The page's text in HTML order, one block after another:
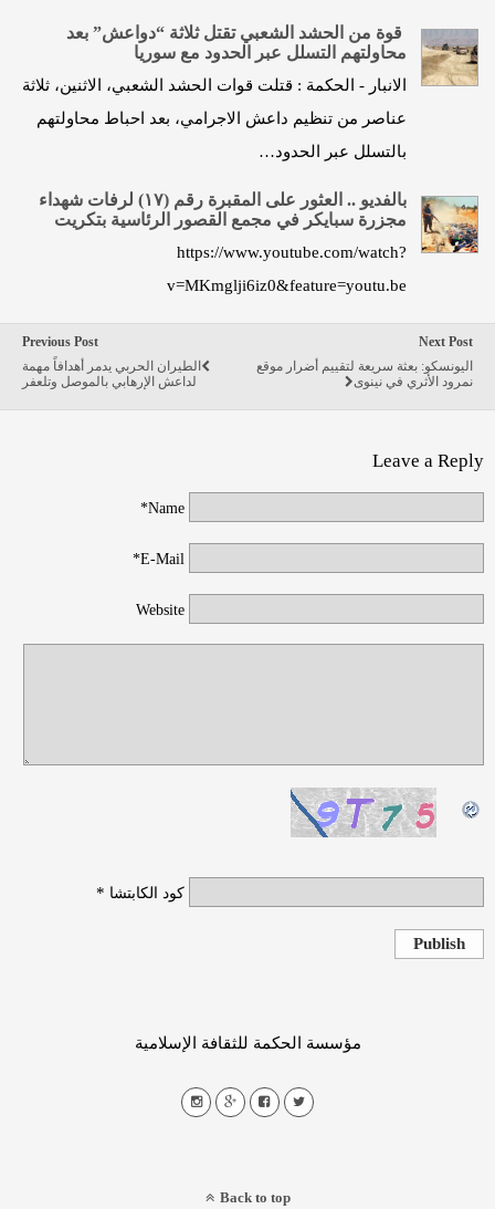
قوة من الحشد الشعبي تقتل ثلاثة “دواعش” بعد
محاولتهم التسلل عبر الحدود مع سوريا
الانبار - الحكمة : قتلت قوات الحشد الشعبي، الاثنين، ثلاثة
عناصر من تنظيم داعش الاجرامي، بعد احباط محاولتهم
بالتسلل عبر الحدود…
بالفديو .. العثور على المقبرة رقم (١٧) لرفات شهداء
مجزرة سبايكر في مجمع القصور الرئاسية بتكريت
https://www.youtube.com/watch?
v=MKmglji6iz0&feature=youtu.be
Previous Post
الطيران الحربي يدمر أهدافاً مهمة
لداعش الإرهابي بالموصل وتلعفر
Next Post
اليونسكو: بعثة سريعة لتقييم أضرار موقع
نمرود الأثري في نينوى
Leave a Reply
Name*
E-Mail*
Website
كود الكابتشا *
Publish
مؤسسة الحكمة للثقافة الإسلامية
Back to top